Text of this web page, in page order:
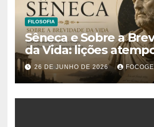
FILOSOFIA
Sêneca e Sobre a
da Vida: lições
sobre o tempo, a
o verdadeiro sentido
existência
26 DE JUNHO DE 2026